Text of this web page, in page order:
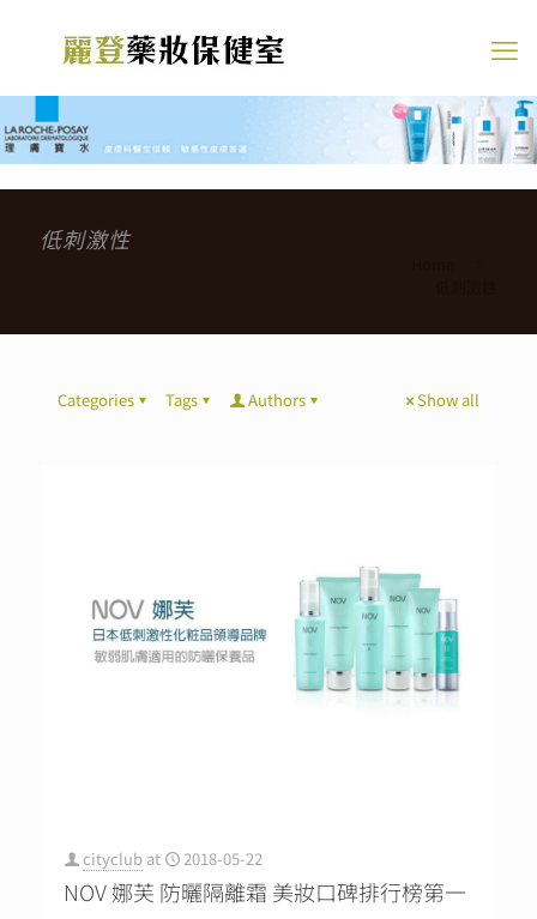
低刺激性
Categories Tags Authors Show all
cityclub at 2018-05-22
NOV 娜芙 防曬隔離霜 美妝口碑排行榜第一